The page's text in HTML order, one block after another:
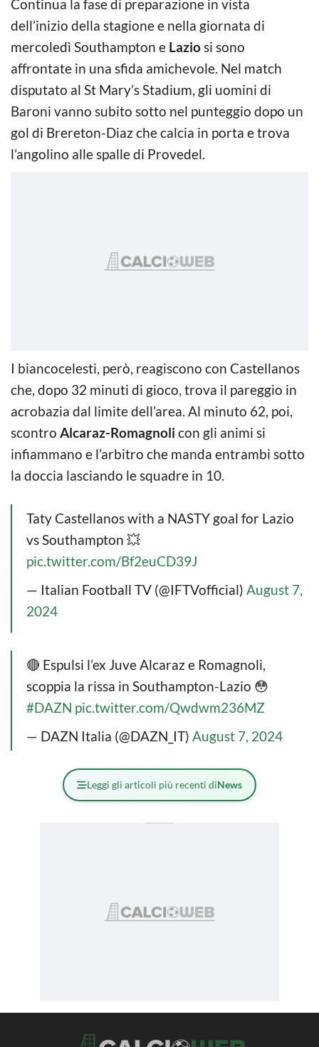
Continua la fase di preparazione in vista
dell’inizio della stagione e nella giornata di
mercoledì Southampton e Laziosi sono
affrontate in una sfida amichevole. Nel match
disputato al St Mary’s Stadium, gli uomini di
Baroni vanno subito sotto nel punteggio dopo un
gol di Brereton-Diaz che calcia in porta e trova
l’angolino alle spalle di Provedel.
I biancocelesti, però, reagiscono con Castellanos
che, dopo 32 minuti di gioco, trova il pareggio in
acrobazia dal limite dell’area. Al minuto 62, poi,
scontro Alcaraz-Romagnoli con gli animi si
infiammano e l’arbitro che manda entrambi sotto
la doccia lasciando le squadre in 10.
Taty Castellanos with a NASTY goal for Lazio
vs Southampton 💥
pic.twitter.com/Bf2euCD39J
— Italian Football TV (@IFTVofficial) August 7,
2024
🔴 Espulsi l’ex Juve Alcaraz e Romagnoli,
scoppia la rissa in Southampton-Lazio 😳
#DAZN pic.twitter.com/Qwdwm236MZ
— DAZN Italia (@DAZN_IT) August 7, 2024
Leggi gli articoli più recenti diNews